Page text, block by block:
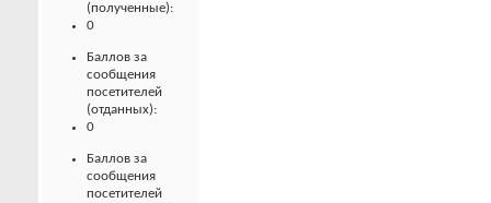
(полученные):
0
Баллов за
сообщения
посетителей
(отданных):
0
Баллов за
сообщения
посетителей